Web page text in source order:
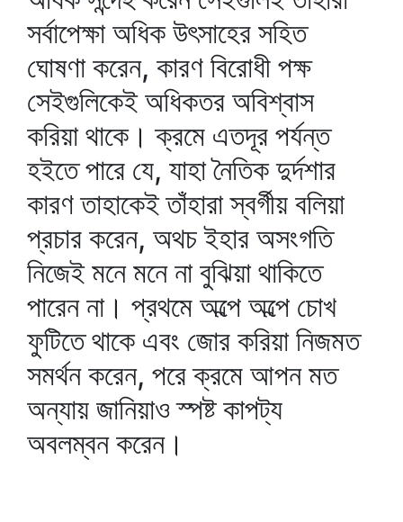
সর্বাপেক্ষা অধিক উৎসাহের সহিত
ঘোষণা করেন, কারণ বিরোধী পক্ষ
সেইগুলিকেই অধিকতর অবিশ্বাস
করিয়া থাকে। ক্রমে এতদূর পর্যন্ত
হইতে পারে যে, যাহা নৈতিক দুর্দশার
কারণ তাহাকেই তাঁহারা স্বর্গীয় বলিয়া
প্রচার করেন, অথচ ইহার অসংগতি
নিজেই মনে মনে না বুঝিয়া থাকিতে
পারেন না। প্রথমে অল্পে অল্পে চোখ
ফুটিতে থাকে এবং জোর করিয়া নিজমত
সমর্থন করেন, পরে ক্রমে আপন মত
অন্যায় জানিয়াও স্পষ্ট কাপট্য
অবলম্বন করেন।